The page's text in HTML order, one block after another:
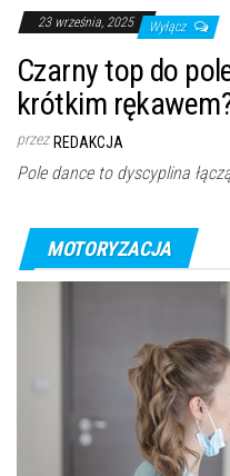
23 września, 2025 Wyłącz
Czarny top do
krótkim
przez REDAKCJA
Pole dance to dyscyplina
MOTORYZACJA